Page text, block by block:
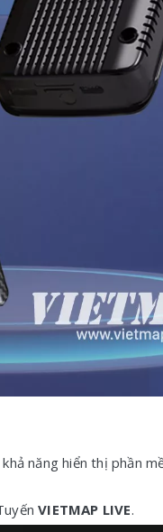
năng hiển thị phần
VIETMAP LIVE.